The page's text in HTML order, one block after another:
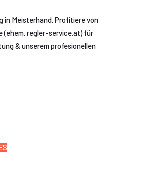
in Meisterhand. Profitiere von
(ehem. regler-service.at) für
& unserem profesionellen